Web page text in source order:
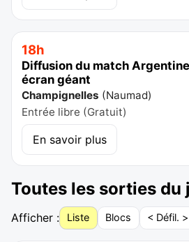
18h
Diffusion du match
écran géant
Champignelles (Naumad)
Entrée libre (Gratuit)
En savoir plus
Toutes les sorties du
Afficher : Liste Blocs < Défil. >